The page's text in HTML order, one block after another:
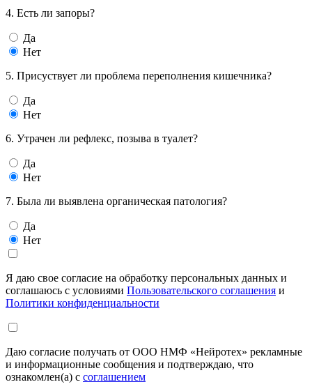
4. Есть ли запоры?
Да
Нет
5. Присуствует ли проблема переполнения кишечника?
Да
Нет
6. Утрачен ли рефлекс, позыва в туалет?
Да
Нет
7. Была ли выявлена органическая патология?
Да
Нет
Я даю свое согласие на обработку персональных данных и
соглашаюсь с условиями Пользовательского соглашения и
Политики конфиденциальности
Даю согласие получать от ООО НМФ «Нейротех» рекламные
и информационные сообщения и подтверждаю, что
ознакомлен(а) с соглашением